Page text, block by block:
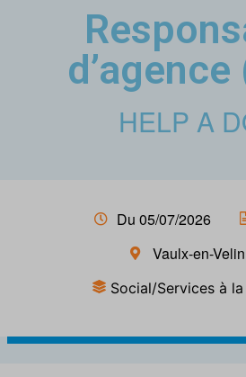
HELP A
Du 05/07/2026
Vaulx-en-Velin
Social/Services à la